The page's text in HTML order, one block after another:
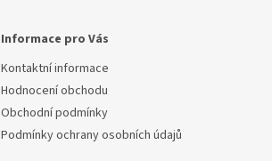
Informace pro Vás
Kontaktní informace
Hodnocení obchodu
Obchodní podmínky
Podmínky ochrany osobních údajů